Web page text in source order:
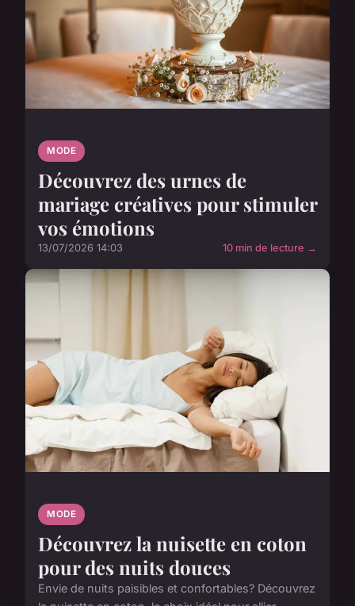
MODE
Découvrez des urnes de
mariage créatives pour stimuler
vos émotions
13/07/2026 14:03 10 min de lecture →
MODE
Découvrez la nuisette en coton
pour des nuits douces
Envie de nuits paisibles et confortables? Découvrez